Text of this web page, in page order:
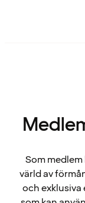
Som
värld av
och